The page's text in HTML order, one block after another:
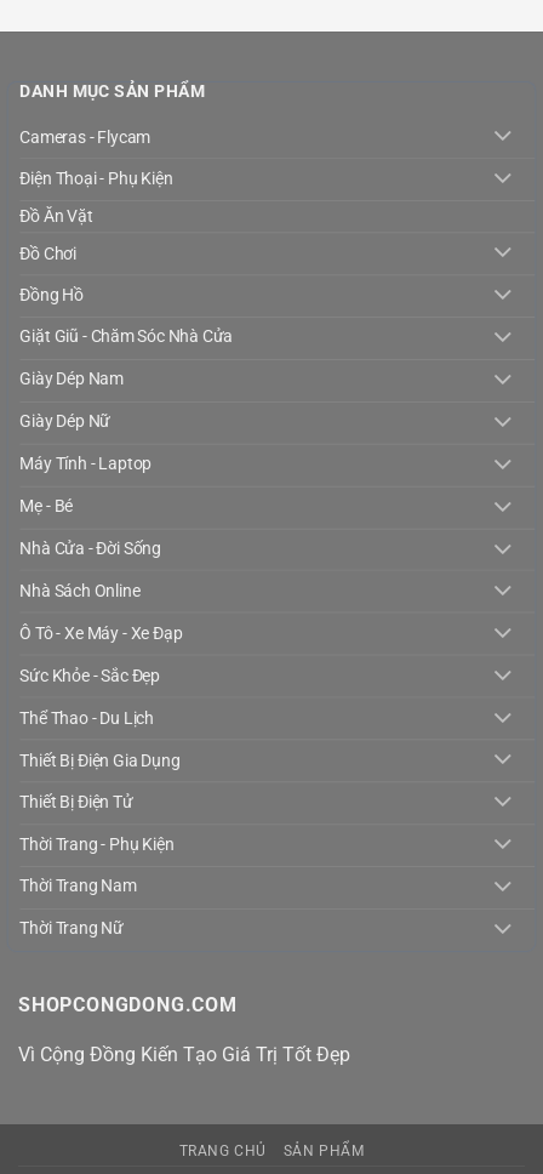
DANH MỤC SẢN PHẨM
Cameras - Flycam
Điện Thoại - Phụ Kiện
Đồ Ăn Vặt
Đồ Chơi
Đồng Hồ
Giặt Giũ - Chăm Sóc Nhà Cửa
Giày Dép Nam
Giày Dép Nữ
Máy Tính - Laptop
Mẹ - Bé
Nhà Cửa - Đời Sống
Nhà Sách Online
Ô Tô - Xe Máy - Xe Đạp
Sức Khỏe - Sắc Đẹp
Thể Thao - Du Lịch
Thiết Bị Điện Gia Dụng
Thiết Bị Điện Tử
Thời Trang - Phụ Kiện
Thời Trang Nam
Thời Trang Nữ
SHOPCONGDONG.COM
Vì Cộng Đồng Kiến Tạo Giá Trị Tốt Đẹp
TRANG CHỦ SẢN PHẨM